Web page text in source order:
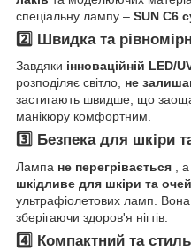
спеціальну лампу – SUN C6
2️⃣ Швидка та
Завдяки інноваційній LED/
розподіляє світло, не
застигають швидше, що
манікюру комфортним.
3️⃣ Безпека для шкіри
Лампа не перегрівається ,
шкідливе для шкіри та очей
ультрафіолетових ламп. Вона
зберігаючи здоров'я нігтів.
4️⃣ Компактний та